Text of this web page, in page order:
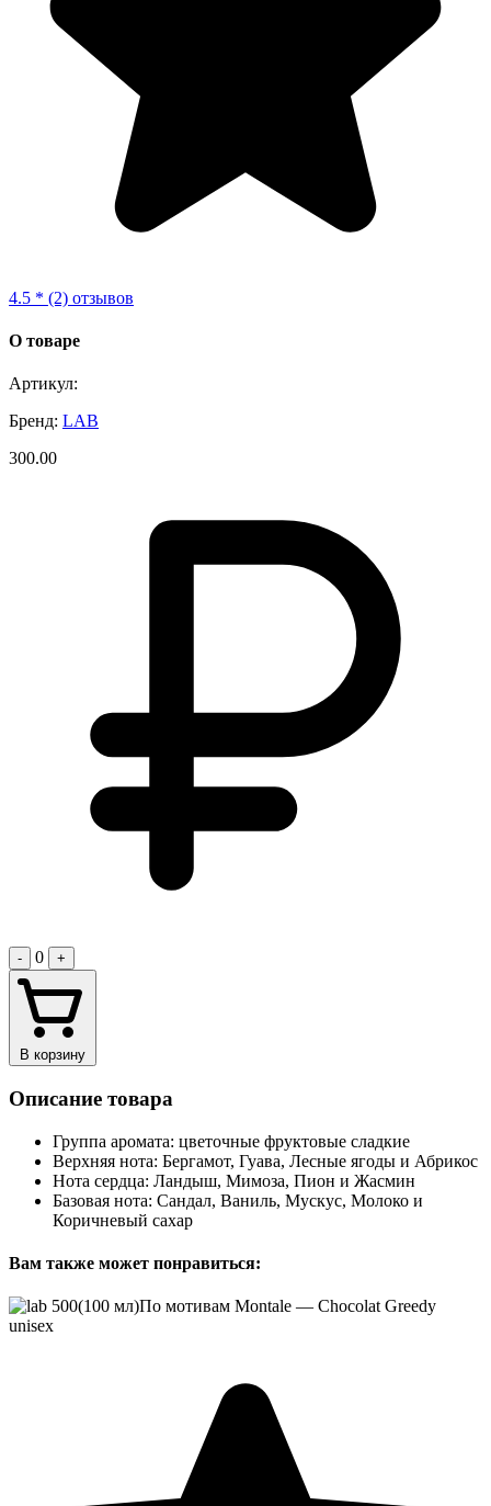
4.5 * (2) отзывов
О товаре
Артикул:
Бренд: LAB
300.00
- 0 +
В корзину
Описание товара
Группа аромата: цветочные фруктовые сладкие
Верхняя нота: Бергамот, Гуава, Лесные ягоды и Абрикос
Нота сердца: Ландыш, Мимоза, Пион и Жасмин
Базовая нота: Сандал, Ваниль, Мускус, Молоко и
Коричневый сахар
Вам также может понравиться: